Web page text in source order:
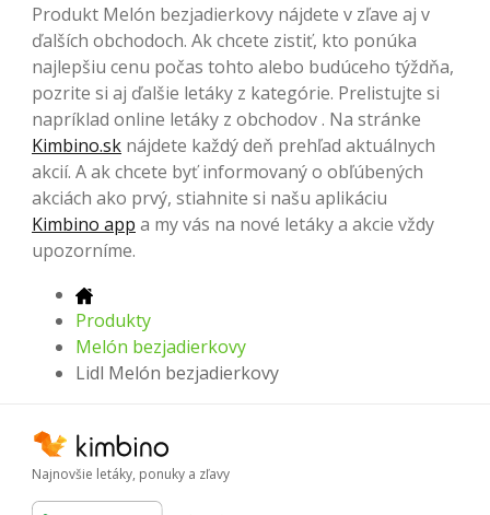
Produkt Melón bezjadierkovy nájdete v zľave aj v
ďalších obchodoch. Ak chcete zistiť, kto ponúka
najlepšiu cenu počas tohto alebo budúceho týždňa,
pozrite si aj ďalšie letáky z kategórie. Prelistujte si
napríklad online letáky z obchodov . Na stránke
Kimbino.sk nájdete každý deň prehľad aktuálnych
akcií. A ak chcete byť informovaný o obľúbených
akciách ako prvý, stiahnite si našu aplikáciu
Kimbino app a my vás na nové letáky a akcie vždy
upozorníme.
Produkty
Melón bezjadierkovy
Lidl Melón bezjadierkovy
Najnovšie letáky, ponuky a zľavy